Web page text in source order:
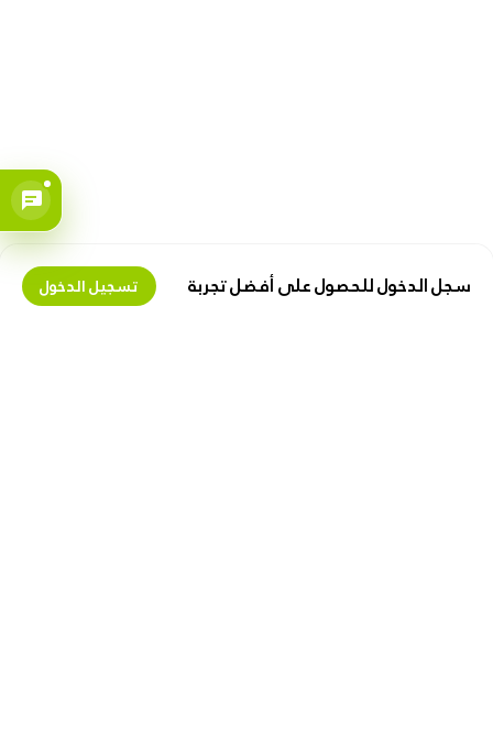
سجل الدخول للحصول على أفضل تجربة تسجيل الدخول